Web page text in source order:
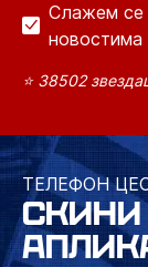
Слажем се
новостима
⭐ 38502
ТЕЛЕФОН